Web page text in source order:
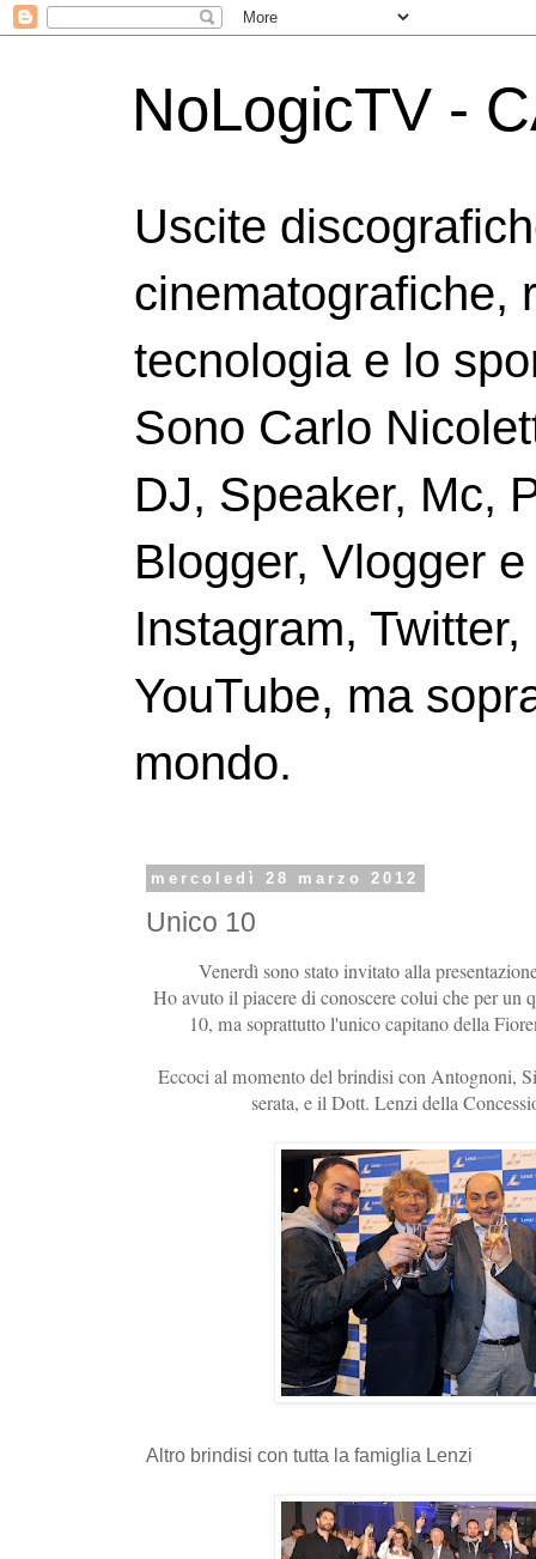
NoLogicTV -
Uscite
cinematografiche,
tecnologia e lo
Sono Carlo
DJ, Speaker, Mc,
Blogger, Vlogger
Instagram,
YouTube, ma
mondo.
mercoledì 28 marzo 2012
Unico 10
Venerdì sono stato invitato alla
Ho avuto il piacere di conoscere colui che per un
10, ma soprattutto l'unico capitano della
Eccoci al momento del brindisi con Antognoni,
serata, e il Dott. Lenzi della
Altro brindisi con tutta la famiglia Lenzi